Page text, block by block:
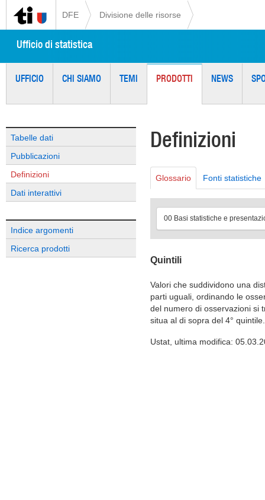
DFE Divisione delle risorse
Ufficio di statistica
UFFICIO CHI SIAMO TEMI PRODOTTI NEWS
Tabelle dati
Pubblicazioni
Definizioni
Dati interattivi
Indice argomenti
Ricerca prodotti
Definizioni
Glossario Fonti statistiche
00 Basi statistiche e
Quintili
Valori che suddividono una
parti uguali, ordinando le
del numero di osservazioni si
situa al di sopra del 4°
Ustat, ultima modifica: